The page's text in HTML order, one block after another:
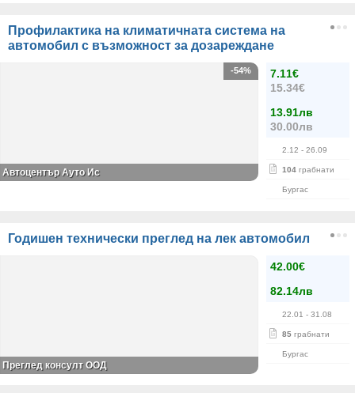
Профилактика на климатичната система на
автомобил с възможност за дозареждане
7.11€
15.34€
13.91лв
30.00лв
2.12 - 26.09
104 грабнати
Бургас
-54%
Автоцентър Ауто Ис
Годишен технически преглед на лек автомобил
42.00€
82.14лв
22.01 - 31.08
85 грабнати
Бургас
Преглед консулт ООД